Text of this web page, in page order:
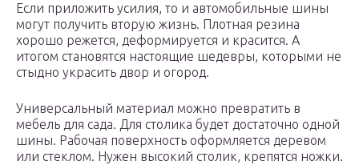
Если приложить усилия, то и автомобильные шины
могут получить вторую жизнь. Плотная резина
хорошо режется, деформируется и красится. А
итогом становятся настоящие шедевры, которыми не
стыдно украсить двор и огород.
Универсальный материал можно превратить в
мебель для сада. Для столика будет достаточно одной
шины. Рабочая поверхность оформляется деревом
или стеклом. Нужен высокий столик, крепятся ножки.